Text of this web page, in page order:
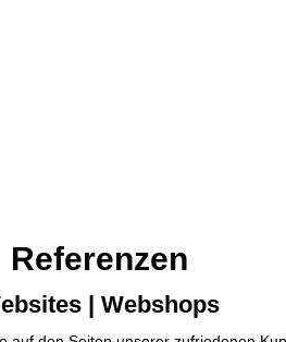
Referenzen
| Webshops